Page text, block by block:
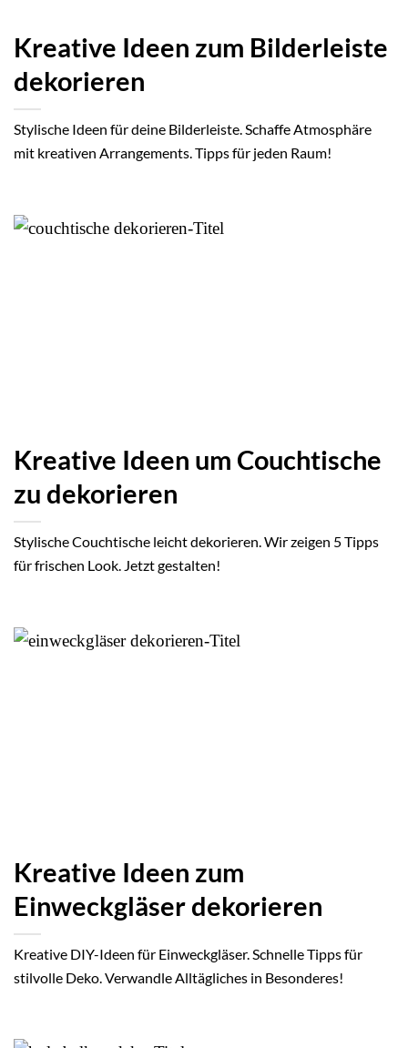
Kreative Ideen zum Bilderleiste
dekorieren
Stylische Ideen für deine Bilderleiste. Schaffe Atmosphäre
mit kreativen Arrangements. Tipps für jeden Raum!
Kreative Ideen um Couchtische
zu dekorieren
Stylische Couchtische leicht dekorieren. Wir zeigen 5 Tipps
für frischen Look. Jetzt gestalten!
Kreative Ideen zum
Einweckgläser dekorieren
Kreative DIY-Ideen für Einweckgläser. Schnelle Tipps für
stilvolle Deko. Verwandle Alltägliches in Besonderes!